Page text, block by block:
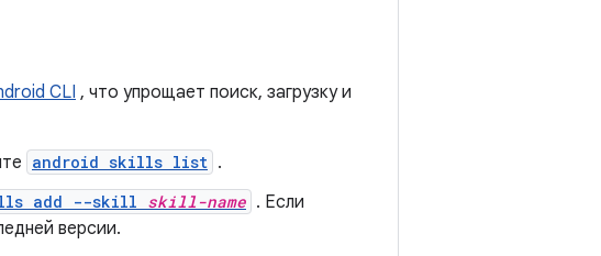
CLI , что упрощает поиск, загрузку и
android skills list .
add --skill skill-name . Если
версии.